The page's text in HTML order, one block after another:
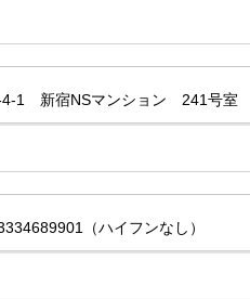
4-1 新宿NSマンション 241号室
（ハイフンなし）